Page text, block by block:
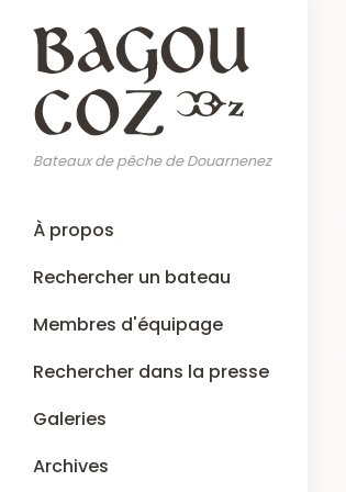
contenu
principal
Bateaux de pêche de Douarnenez
Main
navigation
À propos
Rechercher un bateau
Membres d'équipage
Rechercher dans la presse
Galeries
Archives